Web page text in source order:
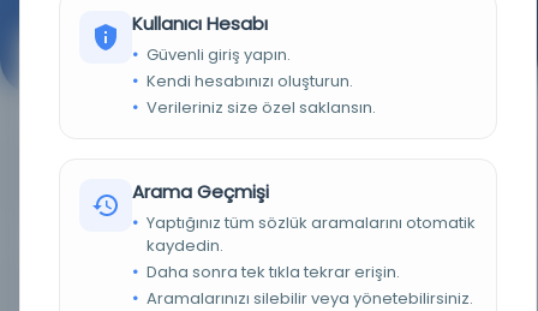
Golos Sevkiyat-ı Askeriye Komisyonundan Ayvalı ve
Çatalca'ya gönderilen ve komisyonda mevcut
bulunan erzak miktarını gösterir jurnal.
Kullanıcı Hesabı
Güvenli giriş yapın.
Kendi hesabınızı oluşturun.
Verileriniz size özel saklansın.
Arama Geçmişi
Yaptığınız tüm sözlük aramalarını otomatik
kaydedin.
Daha sonra tek tıkla tekrar erişin.
Aramalarınızı silebilir veya yönetebilirsiniz.